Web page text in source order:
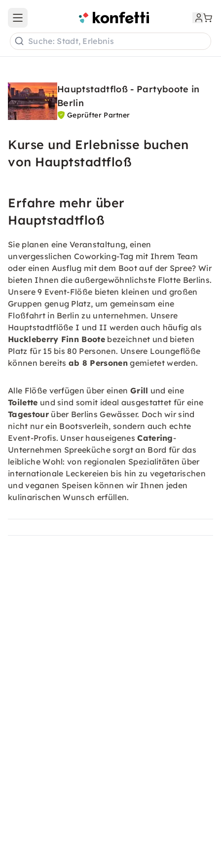
Open main menu
Suche: Stadt, Erlebnis
Hauptstadtfloß - Partyboote in
Berlin
Geprüfter Partner
Kurse und Erlebnisse buchen
von Hauptstadtfloß
Erfahre mehr über
Hauptstadtfloß
Sie planen eine Veranstaltung, einen
unvergesslichen Coworking-Tag mit Ihrem Team
oder einen Ausflug mit dem Boot auf der Spree? Wir
bieten Ihnen die außergewöhnlichste Flotte Berlins.
Unsere 9 Event-Flöße bieten kleinen und großen
Gruppen genug Platz, um gemeinsam eine
Floßfahrt in Berlin zu unternehmen. Unsere
Hauptstadtflöße I und II werden auch häufig als
Huckleberry Finn Boote bezeichnet und bieten
Platz für 15 bis 80 Personen. Unsere Loungeflöße
können bereits ab 8 Personengemietet werden.
Alle Flöße verfügen über einen Grill und eine
Toilette und sind somit ideal ausgestattet für eine
Tagestourüber Berlins Gewässer. Doch wir sind
nicht nur ein Bootsverleih, sondern auch echte
Event-Profis. Unser hauseigenesCatering-
Unternehmen Spreeküche sorgt an Bord für das
leibliche Wohl: von regionalen Spezialitäten über
internationale Leckereien bis hin zu vegetarischen
und veganen Speisen können wir Ihnen jeden
kulinarischen Wunsch erfüllen.